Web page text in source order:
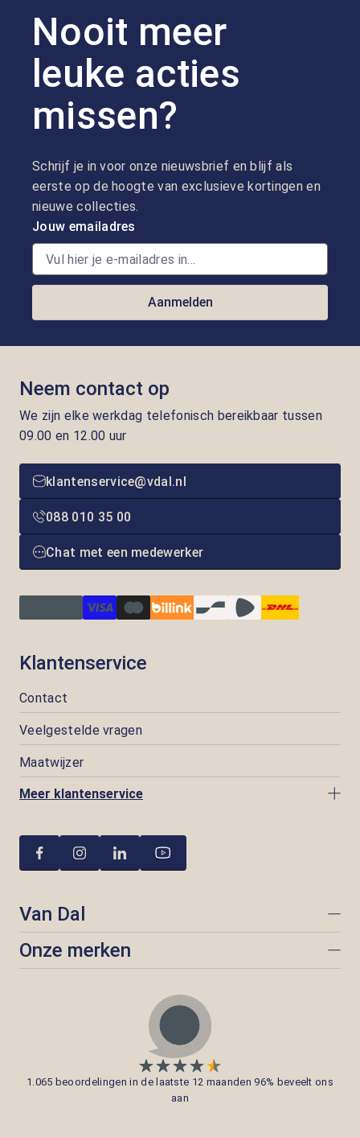
Nooit meer
leuke acties
missen?
Schrijf je in voor onze nieuwsbrief en blijf als
eerste op de hoogte van exclusieve kortingen en
nieuwe collecties.
Jouw emailadres
Aanmelden
Neem contact op
We zijn elke werkdag telefonisch bereikbaar tussen
09.00 en 12.00 uur
klantenservice@vdal.nl
088 010 35 00
Chat met een medewerker
Klantenservice
Contact
Veelgestelde vragen
Maatwijzer
Meer klantenservice
Van Dal
Onze merken
1.065 beoordelingen in de laatste 12 maanden 96% beveelt ons
aan